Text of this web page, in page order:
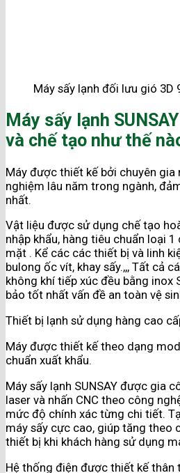
Máy sấy lạnh đối lưu gió 3D
Máy sấy lạnh
và chế tạo như thế
Máy được thiết kế bởi chuyên gia
nghiệm lâu năm trong ngành,
nhất.
Vật liệu được sử dụng chế tạo
nhập khẩu, hàng tiêu chuẩn loại
mặt . Kể các các thiết bị và linh
bulong ốc vít, khay sấy.,,, Tất cả
không khí tiếp xúc đều bằng inox
bảo tốt nhất vấn đề an toàn vệ
Thiết bị lạnh sử dụng hàng cao
Máy được thiết kế theo dạng
chuẩn xuất khẩu.
Máy sấy lạnh SUNSAY được gia
laser và nhấn CNC theo công
mức độ chính xác từng chi tiết.
máy sấy cực cao, giúp tăng theo
thiết bị khi khách hàng sử dụng
Hệ thống điện được thiết kế thân